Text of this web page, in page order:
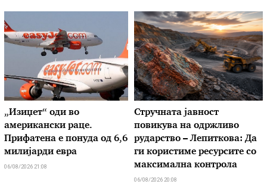
„Изиџет“ оди во
американски раце.
Прифатена е понуда од 6,6
милијарди евра
06/08/2026 21:08
Стручната јавност
повикува на одржливо
рударство – Лепиткова: Да
ги користиме ресурсите со
максимална контрола
06/08/2026 20:08